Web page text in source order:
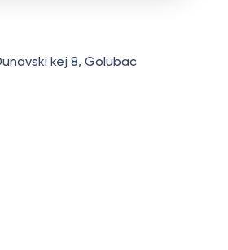
kej 8, Golubac